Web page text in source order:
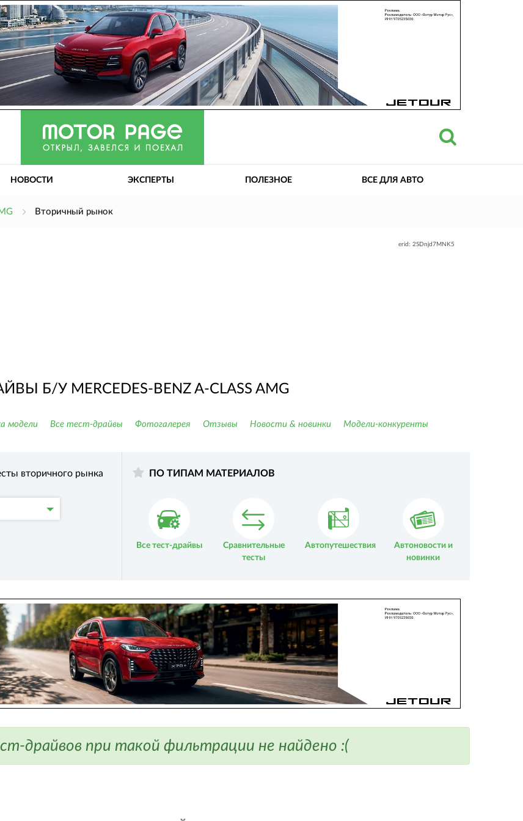
НОВОСТИ ЭКСПЕРТЫ ПОЛЕЗНОЕ ВСЕ ДЛЯ АВТО
Вторичный рынок
erid: 2SDnjd7MNK5
Б/У MERCEDES-BENZ A-CLASS AMG
модели Все тест-драйвы Фотогалерея Отзывы Новости & новинки Модели-конкуренты
вторичного рынка ПО ТИПАМ МАТЕРИАЛОВ
Все тест-драйвы
Сравнительные
тесты
Автопутешествия
Автоновости и
новинки
драйвов при такой фильтрации не найдено :(